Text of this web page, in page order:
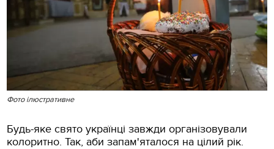
Фото ілюстративне
Будь-яке свято українці завжди організовували
колоритно. Так, аби запам'яталося на цілий рік.